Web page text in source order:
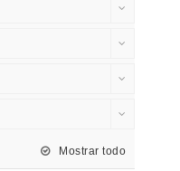
Mostrar todo